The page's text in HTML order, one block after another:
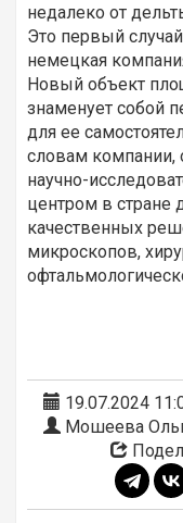
недалеко от
Это первый
немецкая
Новый объект
знаменует собой
для ее
словам компании,
научно-
центром в
качественных
микроскопов,
19.07.2024
Мошеева